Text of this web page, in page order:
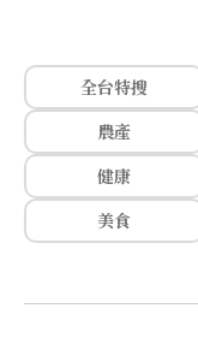
全台特搜
農產
健康
美食